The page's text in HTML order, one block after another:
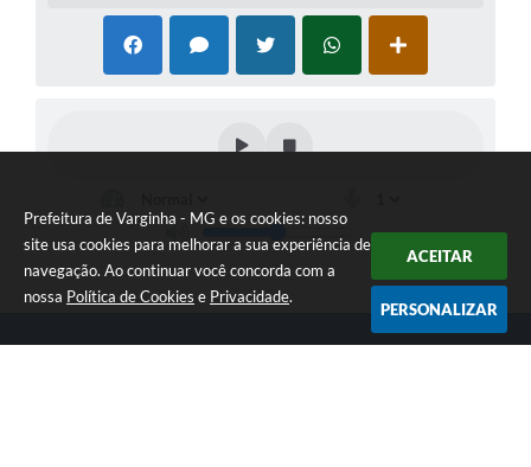
Prefeitura de Varginha - MG e os cookies: nosso
site usa cookies para melhorar a sua experiência de
navegação. Ao continuar você concorda com a
nossa Política de Cookies e Privacidade.
ACEITAR
PERSONALIZAR